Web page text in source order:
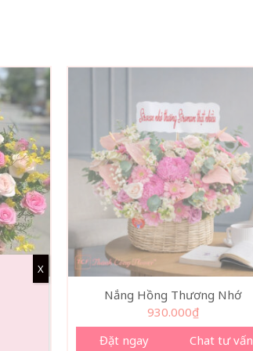
Nắng Hồng Thương Nhớ
930.000₫
Đặt ngay
Chat tư vấn
X